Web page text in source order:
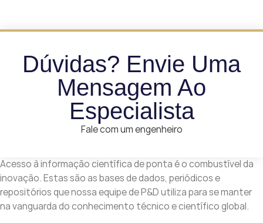
Dúvidas? Envie Uma
Mensagem Ao
Especialista
Fale com um engenheiro
Acesso à informação científica de ponta é o combustível da
inovação. Estas são as bases de dados, periódicos e
repositórios que nossa equipe de P&D utiliza para se manter
na vanguarda do conhecimento técnico e científico global.